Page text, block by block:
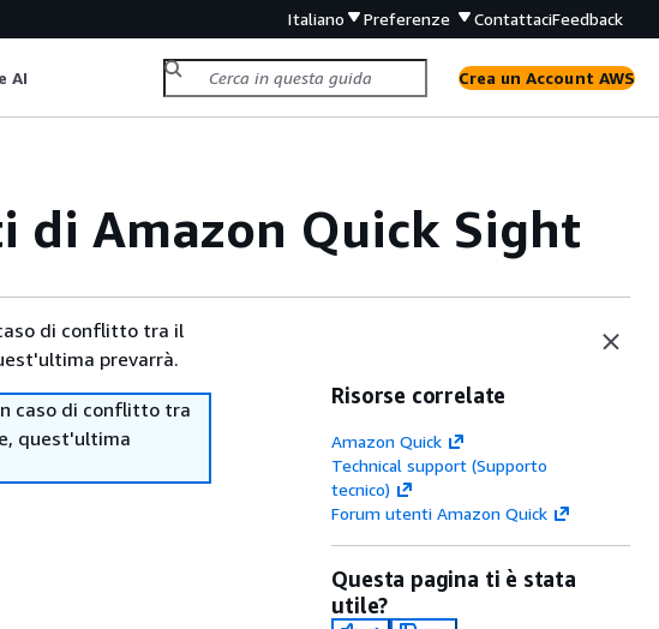
Italiano Preferenze ContattaciFeedback
AI Crea un Account AWS
Amazon Quick Sight
di conflitto tra il
prevarrà.
caso di conflitto tra
quest'ultima
Risorse correlate
Amazon Quick
Technical support (Supporto
tecnico)
Forum utenti Amazon Quick
Questa pagina ti è stata
utile?